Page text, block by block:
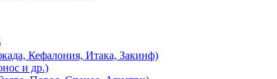
Кефалония, Итака, Закинф)
и др.)